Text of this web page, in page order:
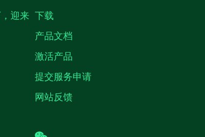
迎来 下载
产品文档
激活产品
提交服务申请
网站反馈